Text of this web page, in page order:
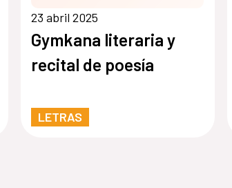
23 abril 2025
Gymkana literaria y
recital de poesía
LETRAS